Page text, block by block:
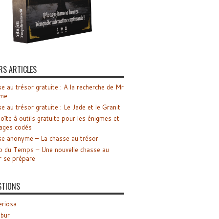
ARTICLES
au trésor gratuite : A la recherche de Mr
au trésor gratuite : Le Jade et le Granit
à outils gratuite pour les énigmes et
codés
anonyme – La chasse au trésor
du Temps – Une nouvelle chasse au
se prépare